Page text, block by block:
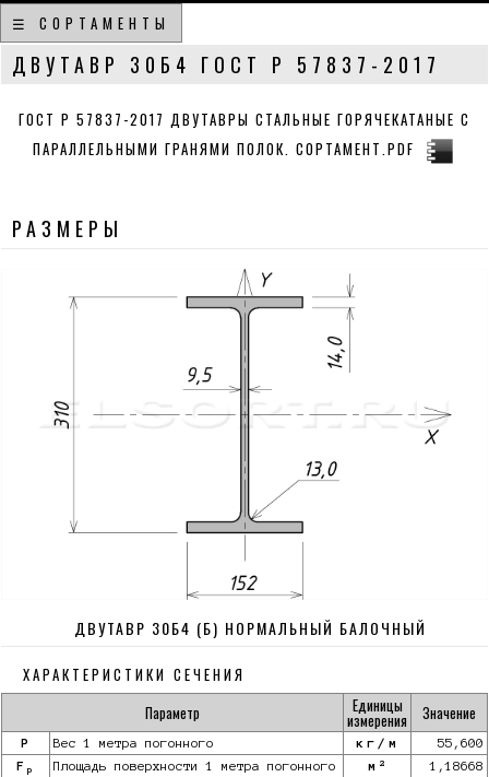
☰ СОРТАМЕНТЫ
ДВУТАВР 30Б4 ГОСТ Р 57837-2017
ГОСТ Р 57837-2017 ДВУТАВРЫ СТАЛЬНЫЕ ГОРЯЧЕКАТАНЫЕ С
ПАРАЛЛЕЛЬНЫМИ ГРАНЯМИ ПОЛОК. СОРТАМЕНТ.PDF
РАЗМЕРЫ
ДВУТАВР 30Б4 (Б) НОРМАЛЬНЫЙ БАЛОЧНЫЙ
ХАРАКТЕРИСТИКИ СЕЧЕНИЯ
Параметр
Единицы
измерения Значение
P Вес 1 метра погонного кг/м
55,600
F p Площадь поверхности 1 метра погонного м 2
1,18668